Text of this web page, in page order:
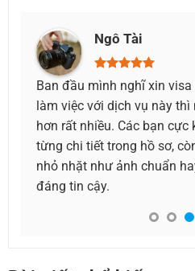
thứ
Như Yến
Mình vô tình biết qua
tại đây, ban đầu mình
xem thông tin uy tín
mình bắt đầu tin tưởng
dịch vụ này làm visa du
đúng như mong đợi, mọi